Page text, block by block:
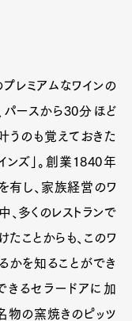
プレミアムなワインの
パースから30分ほど
うのも覚えておきた
ンズ」。創業1840年
有し、家族経営のワ
、多くのレストランで
たことからも、このワ
かを知ることができ
きるセラードアに加
物の窯焼きのピッツ